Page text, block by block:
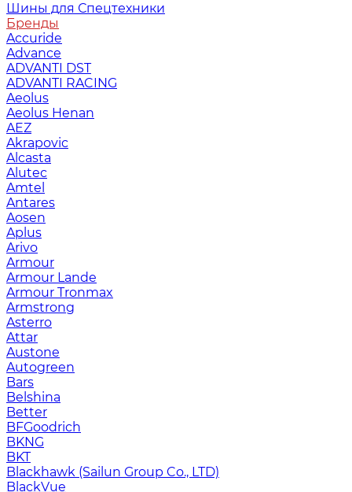
Шины для Спецтехники
Бренды
Accuride
Advance
ADVANTI DST
ADVANTI RACING
Aeolus
Aeolus Henan
AEZ
Akrapovic
Alcasta
Alutec
Amtel
Antares
Aosen
Aplus
Arivo
Armour
Armour Lande
Armour Tronmax
Armstrong
Asterro
Attar
Austone
Autogreen
Bars
Belshina
Better
BFGoodrich
BKNG
BKT
Blackhawk (Sailun Group Co., LTD)
BlackVue